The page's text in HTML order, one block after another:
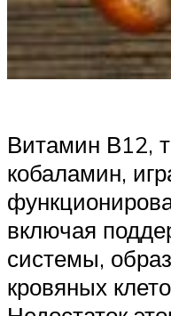
Витамин В12,
кобаламин,
включая
системы,
кровяных